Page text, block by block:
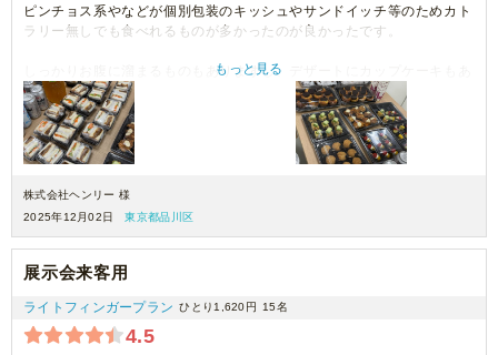
ピンチョス系やなどが個別包装のキッシュやサンドイッチ等のためカト
ラリー無しでも食べれるものが多かったのが良かったです。
しっかりお腹に溜まるものもありますし、デザートにカップケーキもあ
り、好評でした！
もっと見る
株式会社ヘンリー 様
2025年12月02日
東京都品川区
展示会来客用
ライトフィンガープラン ひとり1,620円 15名
4.5